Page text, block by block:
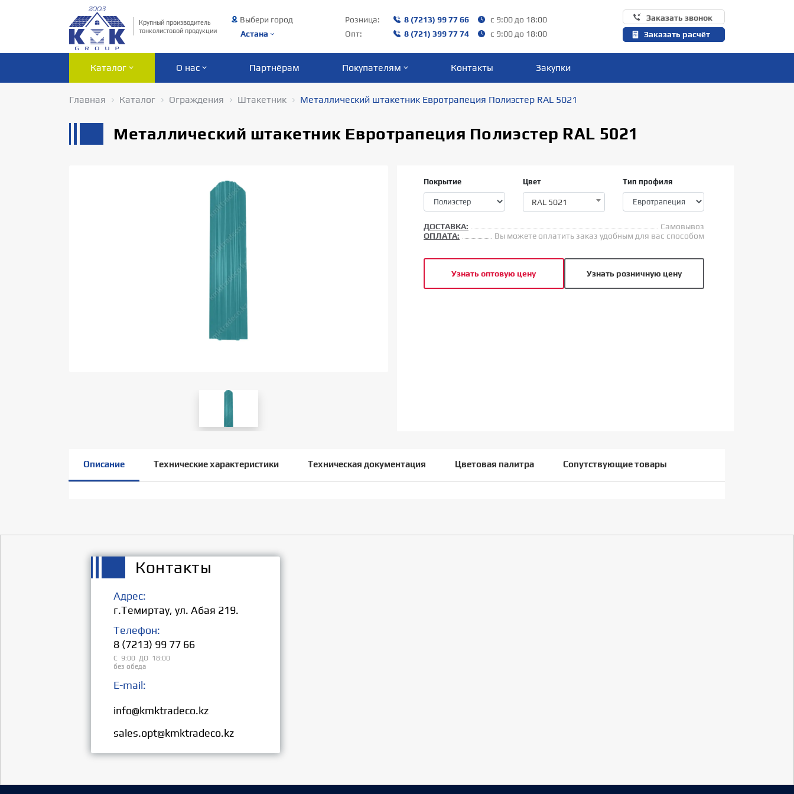
Крупный производитель
тонколистовой продукции
Выбери город
Астана
Розница: 8 (7213) 99 77 66
с 9:00 до 18:00
Опт:
8 (721) 399 77 74 с 9:00 до 18:00
Заказать звонок
Заказать расчёт
Каталог О нас Партнёрам Покупателям Контакты Закупки
Главная Каталог Ограждения Штакетник Металлический штакетник Евротрапеция Полиэстер RAL 5021
Металлический штакетник Евротрапеция Полиэстер RAL 5021
Покрытие Цвет
RAL 5021
Тип профиля
ДОСТАВКА:
Самовывоз
ОПЛАТА:
Вы можете оплатить заказ удобным для вас способом
Узнать оптовую цену Узнать розничную цену
Описание Технические характеристики Техническая документация Цветовая палитра Сопутствующие товары
Контакты
Адрес:
г.Темиртау, ул. Абая 219.
Телефон:
8 (7213) 99 77 66
С 9:00 ДО 18:00
без обеда
E-mail:
info@kmktradeco.kz
sales.opt@kmktradeco.kz